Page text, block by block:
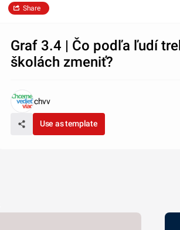
Share
Graf 3.4 | Čo podľa ľudí
školách zmeniť?
chvv
Use as template